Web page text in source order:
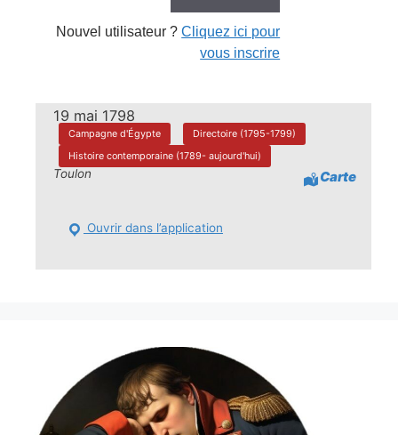
Nouvel utilisateur ?Cliquez ici pour
vous inscrire
19 mai 1798
Campagne d'Égypte
Directoire (1795-1799)
Histoire contemporaine (1789- aujourd'hui)
Toulon Carte
Ouvrir dans l’application